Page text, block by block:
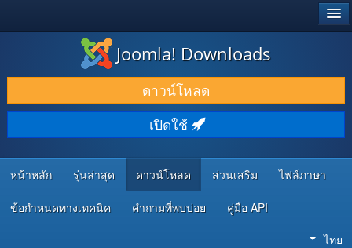
ดาวน์โหลด & ส่วนเสริม
ค้นคว้า & เรียนรู้
ชุมชน & สนับสนุน
ทรัพยากรสำหรับนักพัฒนา
Joomla! Downloads
ดาวน์โหลด
เปิดใช้
หน้าหลัก รุ่นล่าสุด ดาวน์โหลด ส่วนเสริม ไฟล์ภาษา
ข้อกำหนดทางเทคนิค คำถามที่พบบ่อย คู่มือ API
ไทย